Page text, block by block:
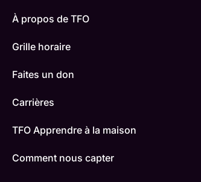
À propos de TFO
Grille horaire
Faites un don
Carrières
TFO Apprendre à la maison
Comment nous capter